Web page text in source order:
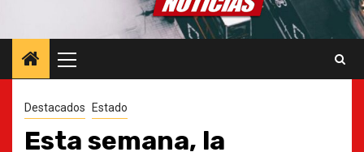
principal
Destacados Estado
Esta semana, la